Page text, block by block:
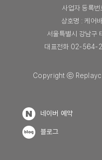
사업자 등록
상호명 : 케어
서울특별시 강남구
대표전화 02-
Copyright ⓒ
네이버 예약
블로그